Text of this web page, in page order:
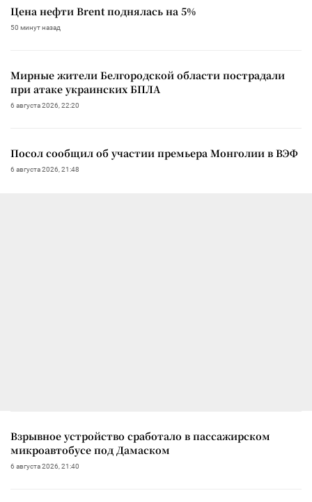
Цена нефти Brent поднялась на 5%
50 минут назад
Мирные жители Белгородской области пострадали
при атаке украинских БПЛА
6 августа 2026, 22:20
Посол сообщил об участии премьера Монголии в ВЭФ
6 августа 2026, 21:48
Взрывное устройство сработало в пассажирском
микроавтобусе под Дамаском
6 августа 2026, 21:40